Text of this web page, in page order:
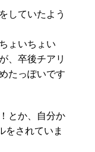
していたよう
ょいちょい
、卒後チアリ
たっぽいです
とか、自分か
をされていま